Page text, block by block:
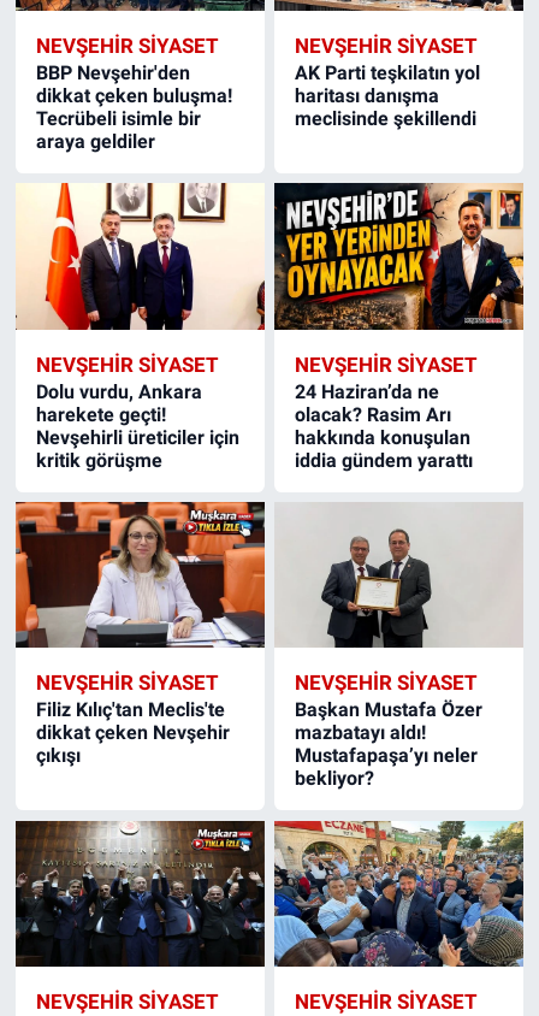
NEVŞEHIR SIYASET
BBP Nevşehir'den
dikkat çeken buluşma!
Tecrübeli isimle bir
araya geldiler
NEVŞEHIR SIYASET
AK Parti teşkilatın yol
haritası danışma
meclisinde şekillendi
NEVŞEHIR SIYASET
Dolu vurdu, Ankara
harekete geçti!
Nevşehirli üreticiler için
kritik görüşme
NEVŞEHIR SIYASET
24 Haziran’da ne
olacak? Rasim Arı
hakkında konuşulan
iddia gündem yarattı
NEVŞEHIR SIYASET
Filiz Kılıç'tan Meclis'te
dikkat çeken Nevşehir
çıkışı
NEVŞEHIR SIYASET
Başkan Mustafa Özer
mazbatayı aldı!
Mustafapaşa’yı neler
bekliyor?
NEVŞEHIR SIYASET NEVŞEHIR SIYASET